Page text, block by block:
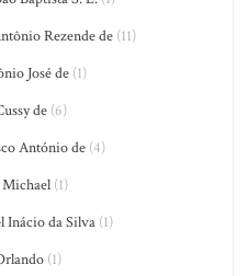
Rezende de (11)
José de (1)
de (6)
António de (4)
(1)
Inácio da Silva(1)
(1)